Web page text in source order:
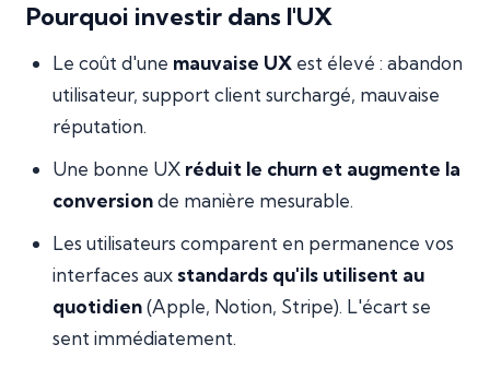
Pourquoi investir dans l'UX
Le coût d'une mauvaise UX est élevé : abandon
utilisateur, support client surchargé, mauvaise
réputation.
Une bonne UX réduit le churn et augmente la
conversionde manière mesurable.
Les utilisateurs comparent en permanence vos
interfaces aux standards qu'ils utilisent au
quotidien(Apple, Notion, Stripe). L'écart se
sent immédiatement.